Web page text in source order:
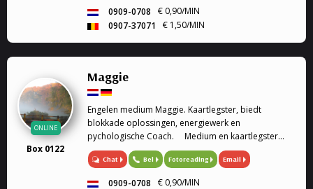
0909-0708
€ 0,90/MIN
0907-37071
€ 1,50/MIN
ONLINE
Box 0122
Maggie
Engelen medium Maggie. Kaartlegster, biedt
blokkade oplossingen, energiewerk en
pychologische Coach. Medium en kaartlegster
Mijn gaven (heldervoelend, helderwetend,
helderruikend, energiewerk) zet ik graag in om
Chat Bel Fotoreading Email
0909-0708
€ 0,90/MIN